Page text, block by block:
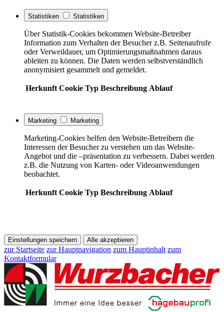
Statistiken Statistiken
Über Statistik-Cookies bekommen Website-Betreiber
Information zum Verhalten der Besucher z.B. Seitenaufrufe
oder Verweildauer, um Optimierungsmaßnahmen daraus
ableiten zu können. Die Daten werden selbstverständlich
anonymisiert gesammelt und gemeldet.
Herkunft Cookie Typ Beschreibung Ablauf
Marketing Marketing
Marketing-Cookies helfen den Website-Betreibern die
Interessen der Besucher zu verstehen um das Website-
Angebot und die –präsentation zu verbessern. Dabei werden
z.B. die Nutzung von Karten- oder Videoanwendungen
beobachtet.
Herkunft Cookie Typ Beschreibung Ablauf
Einstellungen speichern Alle akzeptieren
zur Startseite zur Hauptnavigation zum Hauptinhalt zum
Kontaktformular